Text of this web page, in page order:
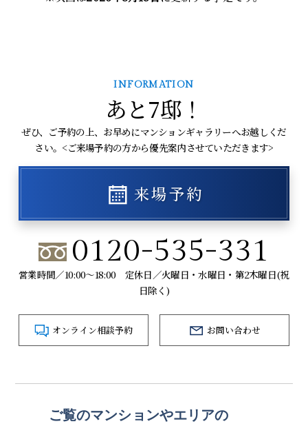
INFORMATION
あと7邸！
ぜひ、ご予約の上、お早めにマンションギャラリーへお越しくだ
さい。<ご来場予約の方から優先案内させていただきます>
来場予約
0120-535-331
営業時間／10:00～18:00 定休日／火曜日・水曜日・第2木曜日(祝
日除く)
オンライン相談予約 お問い合わせ
ご覧のマンションやエリアの